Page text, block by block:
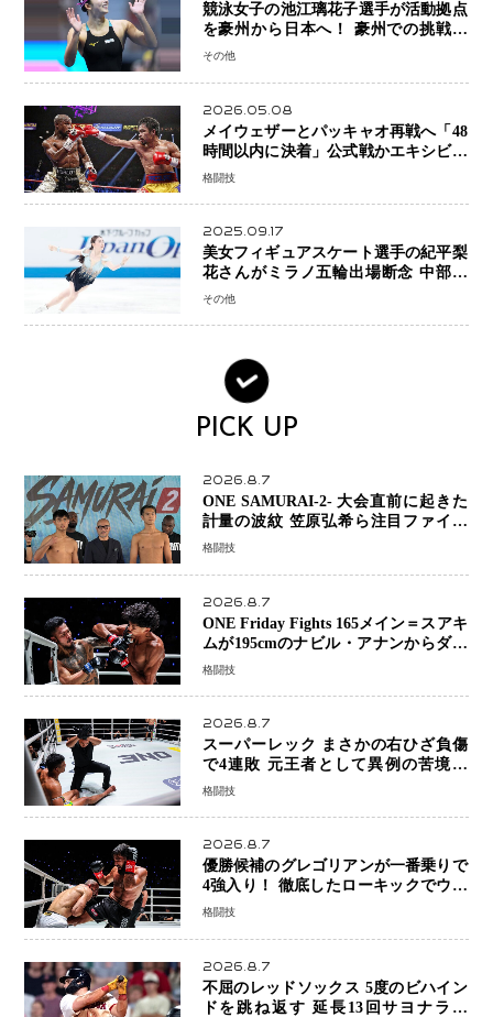
競泳女子の池江璃花子選手が活動拠点
を豪州から日本へ！ 豪州での挑戦を
糧に、28年ロサンゼルス五輪へ再始動
その他
2026.05.08
メイウェザーとパッキャオ再戦へ「48
時間以内に決着」公式戦かエキシビシ
ョンか混迷続く
格闘技
2025.09.17
美女フィギュアスケート選手の紀平梨
花さんがミラノ五輪出場断念 中部選
手権欠場を発表「安全最優先の判断」
その他
PICK UP
2026.8.7
ONE SAMURAI-2- 大会直前に起きた
計量の波紋 笠原弘希ら注目ファイタ
ーは契約体重で決戦へ、山本歩夢と平
格闘技
2026.8.7
ONE Friday Fights 165メイン＝スアキ
ムが195cmのナビル・アナンからダウ
ン奪取！猛反撃を耐え抜き判定勝利、
格闘技
2026.8.7
スーパーレック まさかの右ひざ負傷
で4連敗 元王者として異例の苦境…
「アクシデント」でも消えない危険信
格闘技
2026.8.7
優勝候補のグレゴリアンが一番乗りで
4強入り！ 徹底したローキックでウス
ビャンを攻略、判定勝利
格闘技
2026.8.7
不屈のレッドソックス 5度のビハイン
ドを跳ね返す 延長13回サヨナラ勝